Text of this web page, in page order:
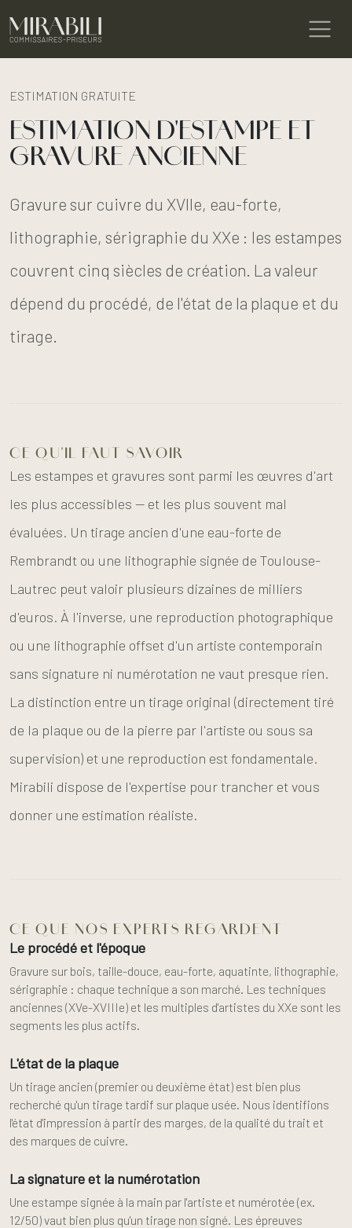
ESTIMATION GRATUITE
ESTIMATION D'ESTAMPE ET
GRAVURE ANCIENNE
Gravure sur cuivre du XVIIe, eau-forte,
lithographie, sérigraphie du XXe : les estampes
couvrent cinq siècles de création. La valeur
dépend du procédé, de l'état de la plaque et du
tirage.
CE QU'IL FAUT SAVOIR
Les estampes et gravures sont parmi les œuvres d'art
les plus accessibles — et les plus souvent mal
évaluées. Un tirage ancien d'une eau-forte de
Rembrandt ou une lithographie signée de Toulouse-
Lautrec peut valoir plusieurs dizaines de milliers
d'euros. À l'inverse, une reproduction photographique
ou une lithographie offset d'un artiste contemporain
sans signature ni numérotation ne vaut presque rien.
La distinction entre un tirage original (directement tiré
de la plaque ou de la pierre par l'artiste ou sous sa
supervision) et une reproduction est fondamentale.
Mirabili dispose de l'expertise pour trancher et vous
donner une estimation réaliste.
CE QUE NOS EXPERTS REGARDENT
Le procédé et l'époque
Gravure sur bois, taille-douce, eau-forte, aquatinte, lithographie,
sérigraphie : chaque technique a son marché. Les techniques
anciennes (XVe-XVIIIe) et les multiples d'artistes du XXe sont les
segments les plus actifs.
L'état de la plaque
Un tirage ancien (premier ou deuxième état) est bien plus
recherché qu'un tirage tardif sur plaque usée. Nous identifions
l'état d'impression à partir des marges, de la qualité du trait et
des marques de cuivre.
La signature et la numérotation
Une estampe signée à la main par l'artiste et numérotée (ex.
12/50) vaut bien plus qu'un tirage non signé. Les épreuves